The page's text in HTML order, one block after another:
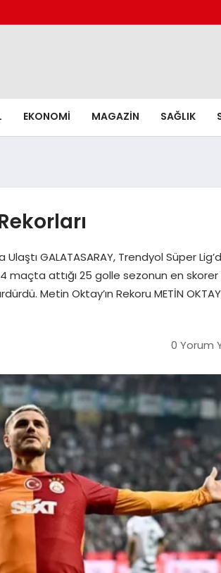
EKONOMI MAGAZIN SAĞLIK
GALATASARAY, Trendyol Süper
34 maçta attığı 25 golle sezonun en
Metin Oktay’ın Rekoru METİN
0 Yorum